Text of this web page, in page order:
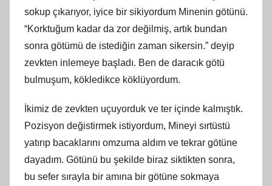
sokup çıkarıyor, iyice bir sikiyordum Minenin götünü.
“Korktuğum kadar da zor değilmiş, artık bundan
sonra götümü de istediğin zaman sikersin.” deyip
zevkten inlemeye başladı. Ben de daracık götü
bulmuşum, kökledikce köklüyordum.
İkimiz de zevkten uçuyorduk ve ter içinde kalmıştık.
Pozisyon değistirmek istiyordum, Mineyi sırtüstü
yatırıp bacaklarını omzuma aldım ve tekrar götüne
dayadım. Götünü bu şekilde biraz siktikten sonra,
bu sefer sırayla bir amına bir götüne sokmaya